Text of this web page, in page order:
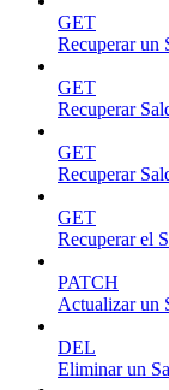
GET
Recuperar un
GET
Recuperar
GET
Recuperar
GET
Recuperar el
PATCH
Actualizar un
DEL
Eliminar un